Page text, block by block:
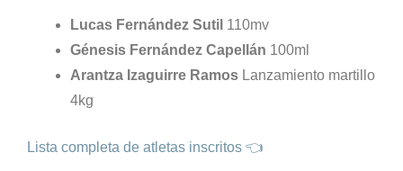
Lucas Fernández Sutil 110mv
Génesis Fernández Capellán 100ml
Arantza Izaguirre Ramos Lanzamiento martillo
4kg
Lista completa de atletas inscritos 👈